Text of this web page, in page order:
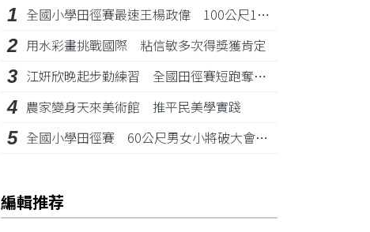
1 全國小學田徑賽最速王楊政偉 100公尺11秒87奪金
2 用水彩畫挑戰國際 粘信敏多次得獎獲肯定
3 江姸欣晚起步勤練習 全國田徑賽短跑奪金摘銅
4 農家變身天來美術館 推平民美學實踐
5 全國小學田徑賽 60公尺男女小將破大會紀錄
編輯推荐